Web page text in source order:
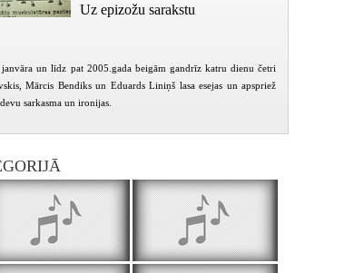
Uz epizožu sarakstu
un līdz pat 2005.gada beigām gandrīz katru dienu četri
Mārcis Bendiks un Eduards Liniņš lasa esejas un apspriež
sarkasma un ironijas.